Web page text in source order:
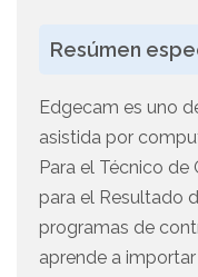
Resúmen
Edgecam es uno
asistida por
Para el Técnico
para el Resultado
programas de
aprende a